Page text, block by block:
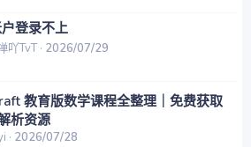
登录不上
吖TvT 2026/07/29
教育版数学课程全整理｜免费获取
析资源
2026/07/28